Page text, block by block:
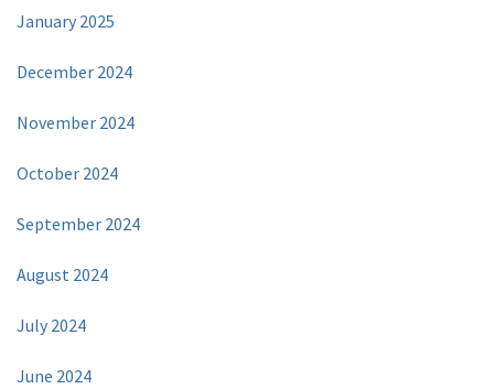
January 2025
December 2024
November 2024
October 2024
September 2024
August 2024
July 2024
June 2024